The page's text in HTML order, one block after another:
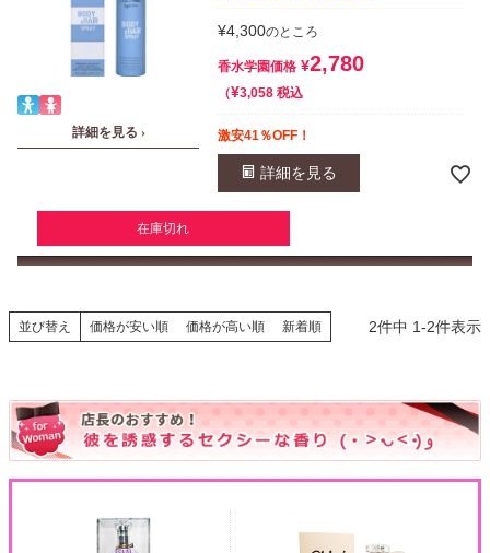
詳細を見る ›
¥4,300のところ
香水学園価格 ¥2,780
¥3,058 税込
激安41％OFF！
詳細を見る
在庫切れ
並び替え 価格が安い順 価格が高い順 新着順 2件中 1-2件表示